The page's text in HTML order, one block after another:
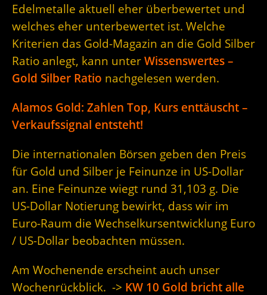
Edelmetalle aktuell eher überbewertet und
welches eher unterbewertet ist. Welche
Kriterien das Gold-Magazin an die Gold Silber
Ratio anlegt, kann unter Wissenswertes –
Gold Silber Ratio nachgelesen werden.
Alamos Gold: Zahlen Top, Kurs enttäuscht –
Verkaufssignal entsteht!
Die internationalen Börsen geben den Preis
für Gold und Silber je Feinunze in US-Dollar
an. Eine Feinunze wiegt rund 31,103 g. Die
US-Dollar Notierung bewirkt, dass wir im
Euro-Raum die Wechselkursentwicklung Euro
/ US-Dollar beobachten müssen.
Am Wochenende erscheint auch unser
Wochenrückblick. -> KW 10 Gold bricht alle